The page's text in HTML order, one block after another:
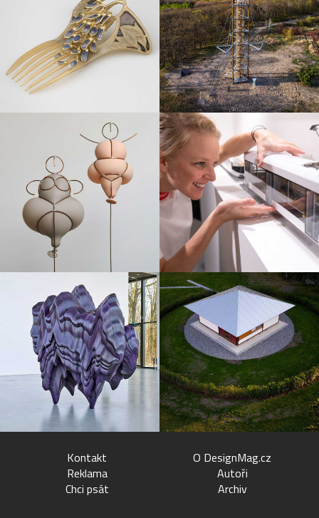
Kontakt
Reklama
Chci psát
O DesignMag.cz
Autoři
Archiv